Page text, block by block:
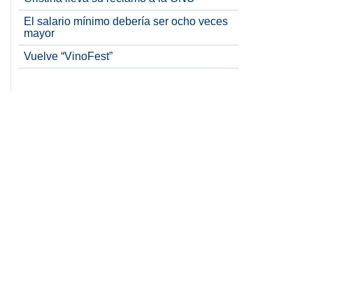
El salario mínimo debería ser ocho veces
mayor
Vuelve “VinoFest”